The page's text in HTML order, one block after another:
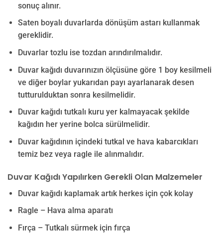
sonuç alınır.
Saten boyalı duvarlarda dönüşüm astarı kullanmak
gereklidir.
Duvarlar tozlu ise tozdan arındırılmalıdır.
Duvar kağıdı duvarınızın ölçüsüne göre 1 boy kesilmeli
ve diğer boylar yukarıdan payı ayarlanarak desen
tutturulduktan sonra kesilmelidir.
Duvar kağıdı tutkalı kuru yer kalmayacak şekilde
kağıdın her yerine bolca sürülmelidir.
Duvar kağıdının içindeki tutkal ve hava kabarcıkları
temiz bez veya ragle ile alınmalıdır.
Duvar Kağıdı Yapılırken Gerekli Olan Malzemeler
Duvar kağıdı kaplamak artık herkes için çok kolay
Ragle – Hava alma aparatı
Fırça – Tutkalı sürmek için fırça